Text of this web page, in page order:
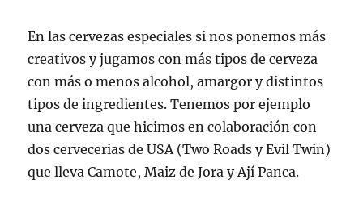
En las cervezas especiales si nos ponemos más
creativos y jugamos con más tipos de cerveza
con más o menos alcohol, amargor y distintos
tipos de ingredientes. Tenemos por ejemplo
una cerveza que hicimos en colaboración con
dos cervecerias de USA (Two Roads y Evil Twin)
que lleva Camote, Maiz de Jora y Ají Panca.